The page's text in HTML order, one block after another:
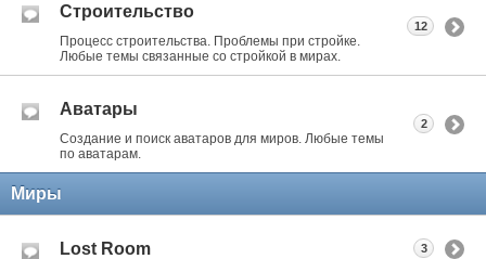
Строительство
Процесс строительства. Проблемы при стройке.
Любые темы связанные со стройкой в мирах.
12
Аватары
Создание и поиск аватаров для миров. Любые темы
по аватарам.
2
Миры
Lost Room 3